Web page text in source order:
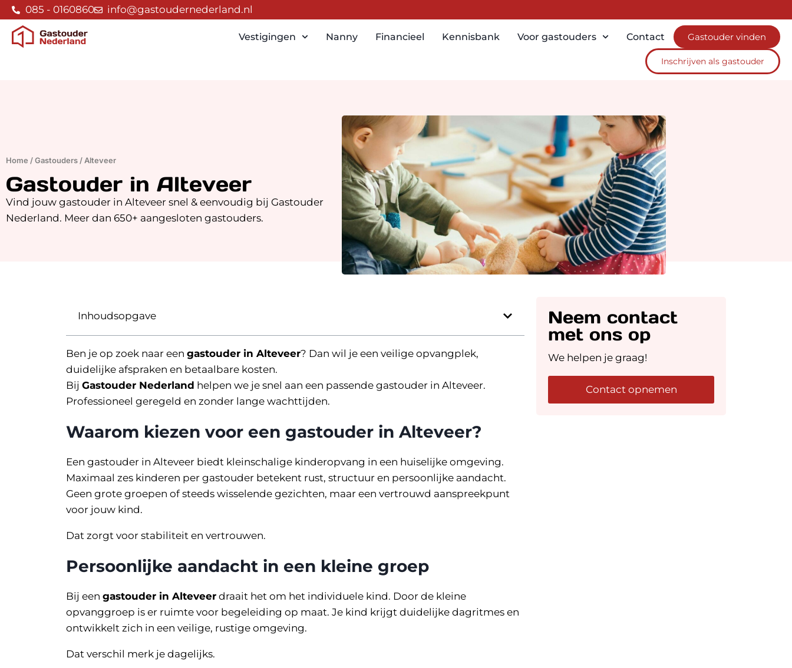
085 - 0160860 info@gastoudernederland.nl
Vestigingen Nanny Financieel Kennisbank Voor gastouders Contact Gastouder vinden
Inschrijven als gastouder
Home /Gastouders / Alteveer
Gastouder in Alteveer
Vind jouw gastouder in Alteveer snel & eenvoudig bij Gastouder
Nederland. Meer dan 650+ aangesloten gastouders.
Inhoudsopgave
Ben je op zoek naar een gastouder in Alteveer? Dan wil je een veilige opvangplek,
duidelijke afspraken en betaalbare kosten.
Bij Gastouder Nederland helpen we je snel aan een passende gastouder in Alteveer.
Professioneel geregeld en zonder lange wachttijden.
Waarom kiezen voor een gastouder in Alteveer?
Een gastouder in Alteveer biedt kleinschalige kinderopvang in een huiselijke omgeving.
Maximaal zes kinderen per gastouder betekent rust, structuur en persoonlijke aandacht.
Geen grote groepen of steeds wisselende gezichten, maar een vertrouwd aanspreekpunt
voor jouw kind.
Dat zorgt voor stabiliteit en vertrouwen.
Persoonlijke aandacht in een kleine groep
Bij een gastouder in Alteveer draait het om het individuele kind. Door de kleine
opvanggroep is er ruimte voor begeleiding op maat. Je kind krijgt duidelijke dagritmes en
ontwikkelt zich in een veilige, rustige omgeving.
Dat verschil merk je dagelijks.
Neem contact
met ons op
We helpen je graag!
Contact opnemen